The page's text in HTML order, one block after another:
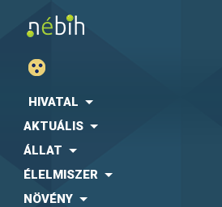
HIVATAL
AKTUÁLIS
ÁLLAT
ÉLELMISZER
NÖVÉNY